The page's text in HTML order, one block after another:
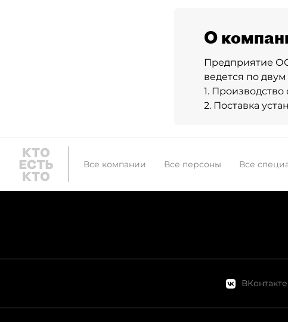
О
Предприятие
ведется по
1.
2. Поставка
Все компании Все персоны Все
ВКонтакте